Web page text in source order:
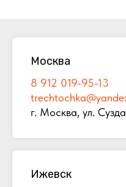
Москва
8 912 019-95-13
г. Москва, ул.
Ижевск